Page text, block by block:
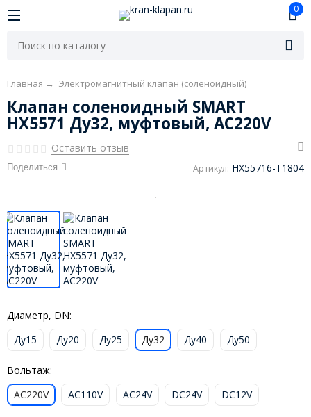
0
Главная → Электромагнитный клапан (соленоидный)
Клапан соленоидный SMART
HX5571 Ду32, муфтовый, AC220V
Оставить отзыв
Поделиться Артикул: HX55716-T1804
Диаметр, DN:
Ду15
Ду20 Ду25 Ду32 Ду40 Ду50
Вольтаж:
AC220V
AC110V AC24V DC24V DC12V